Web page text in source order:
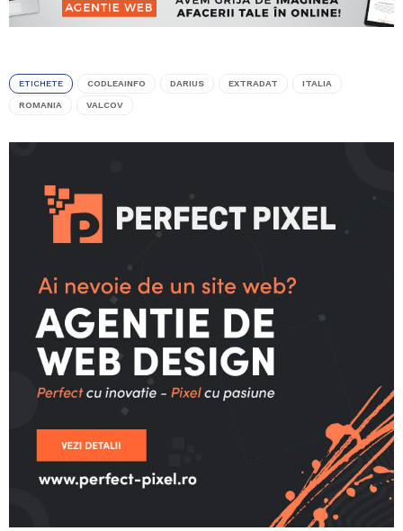
ETICHETE CODLEAINFO DARIUS EXTRADAT ITALIA
ROMANIA VALCOV